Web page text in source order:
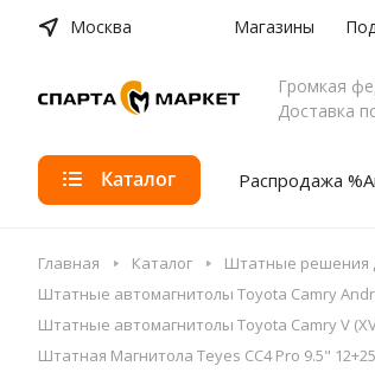
Москва Магазины
Громкая
Доставка
Каталог Распродажа %
Главная Каталог Штатные решения
Штатные автомагнитолы Toyota Camry
Штатные автомагнитолы Toyota Camry V
Штатная Магнитола Teyes CC4 Pro 9.5"